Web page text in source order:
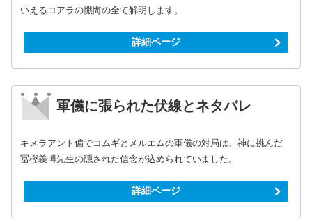
いえるコアラの懺悔の全て解明します。
詳細ページ
軍儀に張られた伏線とネタバレ
キメラアント偏でコムギとメルエムの軍儀の対局は、神に挑んだ
冨樫義博先生の隠された信念が込められていました。
詳細ページ